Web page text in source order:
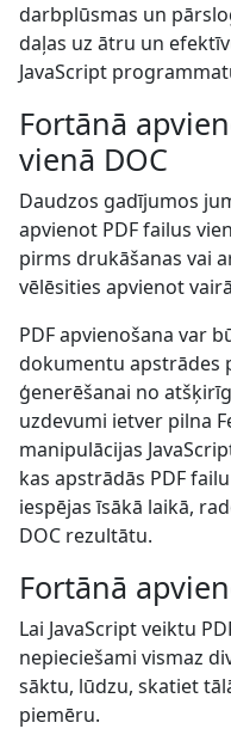
darbplūsmas un
daļas uz ātru un
JavaScript
Fortānā
vienā DOC
Daudzos gadījumos
apvienot PDF failus
pirms drukāšanas vai
vēlēsities apvienot
PDF apvienošana var
dokumentu apstrādes
ģenerēšanai no
uzdevumi ietver pilna
manipulācijas
kas apstrādās PDF
iespējas īsākā laikā,
DOC rezultātu.
Fortānā
Lai JavaScript veiktu
nepieciešami vismaz
sāktu, lūdzu, skatiet
piemēru.